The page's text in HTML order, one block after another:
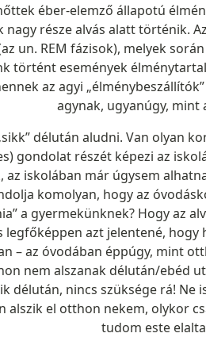
éber-elemző állapotú
része alvás alatt történik.
un. REM fázisok), melyek
történt események
az agyi
agynak, ugyanúgy, mint
délután aludni. Van olyan
gondolat részét képezi az
az iskolában már úgysem
komolyan, hogy az
a gyermekünknek? Hogy az
legfőképpen azt jelentené,
– az óvodában éppúgy, mint
nem alszanak délután/ebéd
délután, nincs szüksége rá!
alszik el otthon nekem, olykor
tudom este